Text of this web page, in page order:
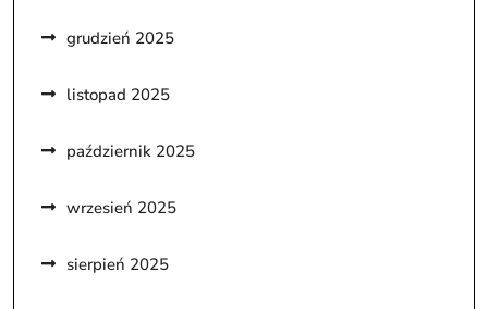
grudzień 2025
listopad 2025
październik 2025
wrzesień 2025
sierpień 2025